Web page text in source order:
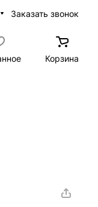
Заказать звонок
Корзина